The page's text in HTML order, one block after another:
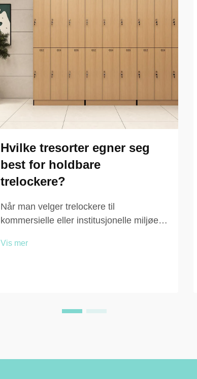
Hvilke tresorter egner seg
best for holdbare
trelockere?
Når man velger trelockere til
kommersielle eller institusjonelle miljøer,
rolle for hvor lenge enhetene vil vare,
Vis mer